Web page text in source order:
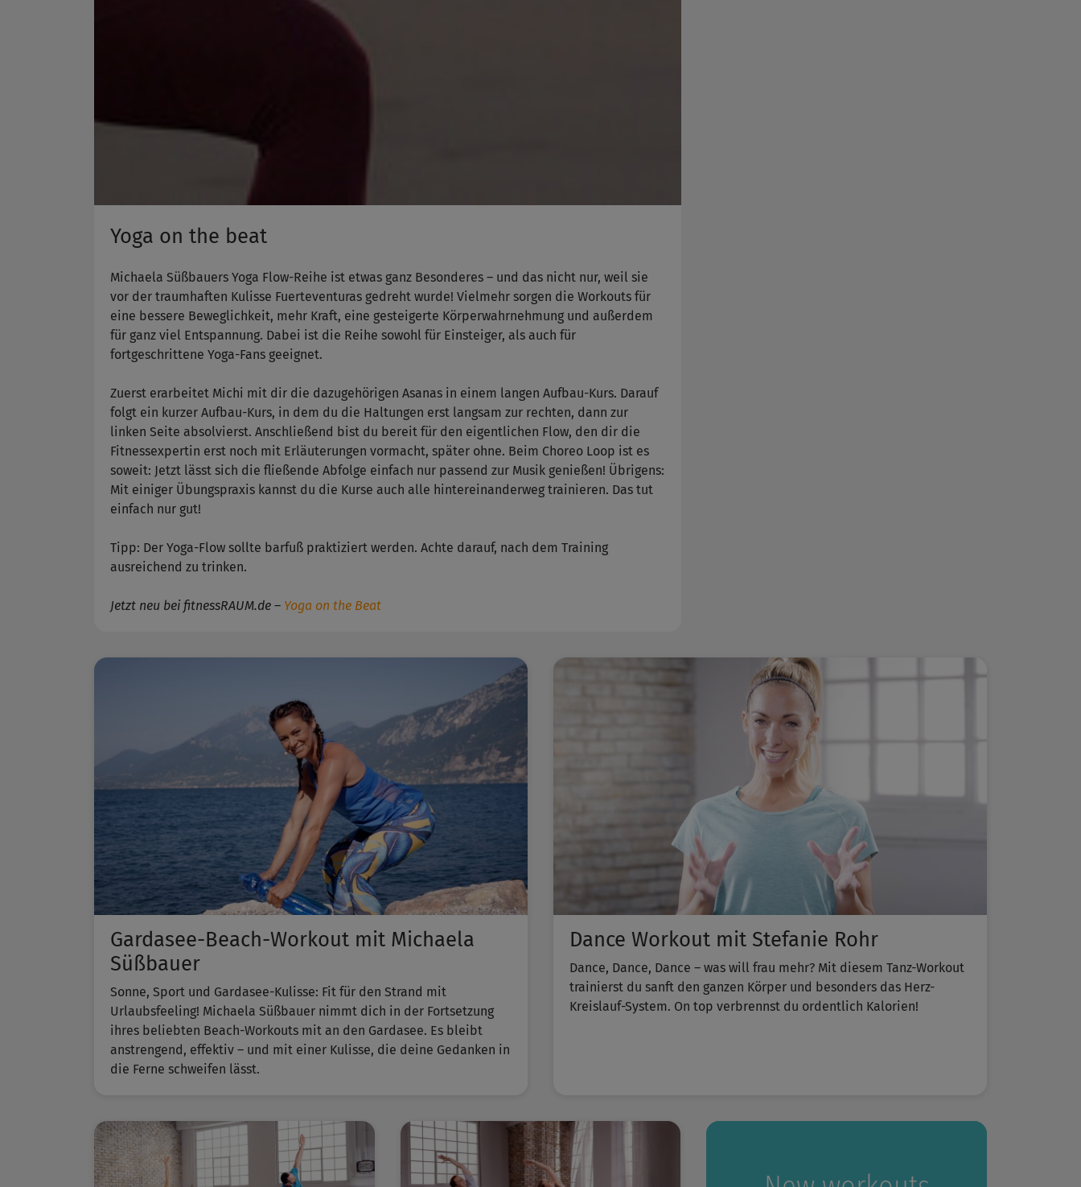
Yoga on the beat
Michaela Süßbauers Yoga Flow-Reihe ist etwas ganz Besonderes – und das nicht nur, weil sie
vor der traumhaften Kulisse Fuerteventuras gedreht wurde! Vielmehr sorgen die Workouts für
eine bessere Beweglichkeit, mehr Kraft, eine gesteigerte Körperwahrnehmung und außerdem
für ganz viel Entspannung. Dabei ist die Reihe sowohl für Einsteiger, als auch für
fortgeschrittene Yoga-Fans geeignet.
Zuerst erarbeitet Michi mit dir die dazugehörigen Asanas in einem langen Aufbau-Kurs. Darauf
folgt ein kurzer Aufbau-Kurs, in dem du die Haltungen erst langsam zur rechten, dann zur
linken Seite absolvierst. Anschließend bist du bereit für den eigentlichen Flow, den dir die
Fitnessexpertin erst noch mit Erläuterungen vormacht, später ohne. Beim Choreo Loop ist es
soweit: Jetzt lässt sich die fließende Abfolge einfach nur passend zur Musik genießen! Übrigens:
Mit einiger Übungspraxis kannst du die Kurse auch alle hintereinanderweg trainieren. Das tut
einfach nur gut!
Tipp: Der Yoga-Flow sollte barfuß praktiziert werden. Achte darauf, nach dem Training
ausreichend zu trinken.
Jetzt neu bei fitnessRAUM.de – Yoga on the Beat
Gardasee-Beach-Workout mit Michaela
Süßbauer
Sonne, Sport und Gardasee-Kulisse: Fit für den Strand mit
Urlaubsfeeling! Michaela Süßbauer nimmt dich in der Fortsetzung
ihres beliebten ​Beach-Workouts​ mit an den Gardasee. Es bleibt
anstrengend, effektiv – und mit einer Kulisse, die deine Gedanken in
die Ferne schweifen lässt.
Dance Workout mit Stefanie Rohr
Dance, Dance, Dance – was will frau mehr? Mit diesem Tanz-Workout
trainierst du sanft den ganzen Körper und besonders das Herz-
Kreislauf-System. On top verbrennst du ordentlich Kalorien!